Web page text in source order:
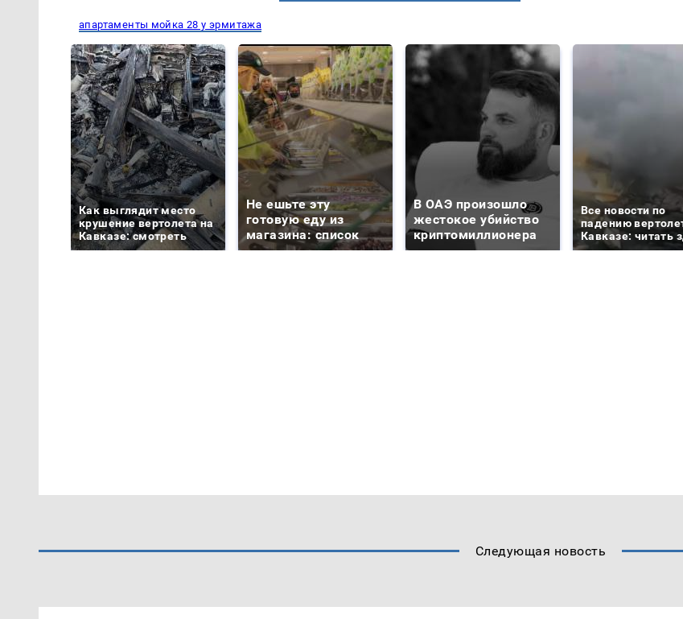
апартаменты мойка 28 у эрмитажа
Как выглядит место
крушение вертолета на
Кавказе: смотреть
Не ешьте эту
готовую еду из
магазина: список
В ОАЭ произошло
жестокое убийство
криптомиллионера
Все новости по
падению
Кавказе: читать
Следующая новость